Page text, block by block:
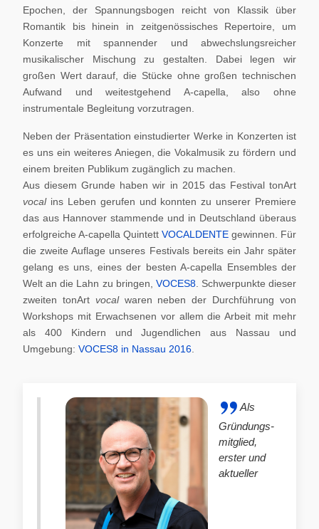
Epochen, der Spannungsbogen reicht von Klassik über
Romantik bis hinein in zeitgenössisches Repertoire, um
Konzerte mit spannender und abwechslungsreicher
musikalischer Mischung zu gestalten. Dabei legen wir
großen Wert darauf, die Stücke ohne großen technischen
Aufwand und weitestgehend A-capella, also ohne
instrumentale Begleitung vorzutragen.
Neben der Präsentation einstudierter Werke in Konzerten ist
es uns ein weiteres Aniegen, die Vokalmusik zu fördern und
einem breiten Publikum zugänglich zu machen.
Aus diesem Grunde haben wir in 2015 das Festival tonArt
vocal ins Leben gerufen und konnten zu unserer Premiere
das aus Hannover stammende und in Deutschland überaus
erfolgreiche A-capella Quintett VOCALDENTE gewinnen. Für
die zweite Auflage unseres Festivals bereits ein Jahr später
gelang es uns, eines der besten A-capella Ensembles der
Welt an die Lahn zu bringen, VOCES8. Schwerpunkte dieser
zweiten tonArt vocalwaren neben der Durchführung von
Workshops mit Erwachsenen vor allem die Arbeit mit mehr
als 400 Kindern und Jugendlichen aus Nassau und
Umgebung: VOCES8 in Nassau 2016
Als
Gründungs-
mitglied,
erster und
aktueller